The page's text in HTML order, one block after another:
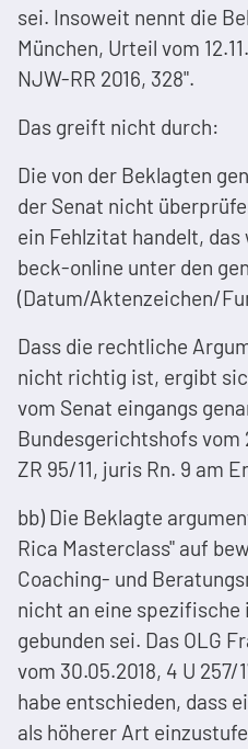
sei. Insoweit nennt die
München, Urteil vom
NJW-RR 2016, 328".
Das greift nicht durch:
Die von der Beklagten
der Senat nicht
ein Fehlzitat handelt,
beck-online unter den
(Datum/Aktenzeichen/
Dass die rechtliche
nicht richtig ist, ergibt
vom Senat eingangs
Bundesgerichtshofs vom
ZR 95/11, juris Rn. 9 am
bb) Die Beklagte
Rica Masterclass" auf
Coaching- und
nicht an eine
gebunden sei. Das OLG
vom 30.05.2018, 4 U 257/
habe entschieden, dass
als höherer Art